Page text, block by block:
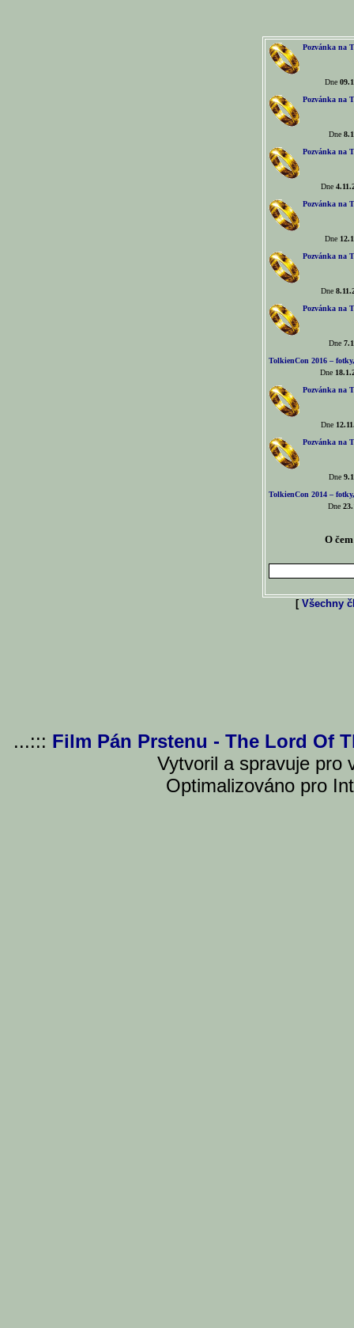
Pozvánka na
Dne
Pozvánka na
Dne
Pozvánka na
Dne
Pozvánka na
Dne
Pozvánka na
Dne
Pozvánka na
Dne
TolkienCon 2016 –
Dne
Pozvánka na
Dne
Pozvánka na
Dne
TolkienCon 2014 –
Dne
O
[ Všechny
...::: Film Pán Prstenu - The Lord Of
Vytvoril a spravuje pro
Optimalizováno pro